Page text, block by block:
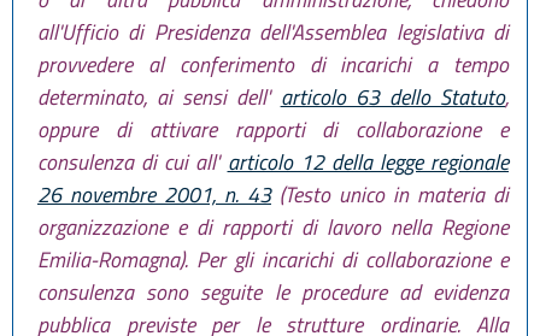
all'Ufficio di Presidenza dell'Assemblea legislativa di
provvedere al conferimento di incarichi a tempo
determinato, ai sensi dell' articolo 63 dello Statuto,
oppure di attivare rapporti di collaborazione e
consulenza di cui all' articolo 12 della legge regionale
26 novembre 2001, n. 43(Testo unico in materia di
organizzazione e di rapporti di lavoro nella Regione
Emilia-Romagna). Per gli incarichi di collaborazione e
consulenza sono seguite le procedure ad evidenza
pubblica previste per le strutture ordinarie. Alla